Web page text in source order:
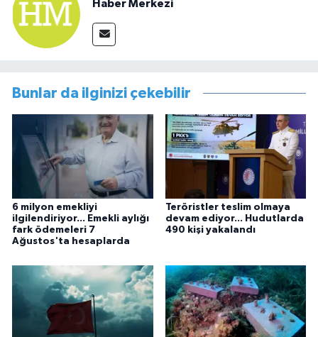
Haber Merkezi
Bunlar da ilginizi çekebilir
6 milyon emekliyi
ilgilendiriyor... Emekli aylığı
fark ödemeleri 7
Ağustos'ta hesaplarda
Teröristler teslim olmaya
devam ediyor... Hudutlarda
490 kişi yakalandı